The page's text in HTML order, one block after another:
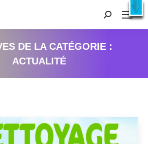
Recherche
:
DE LA CATÉGORIE :
ACTUALITÉ